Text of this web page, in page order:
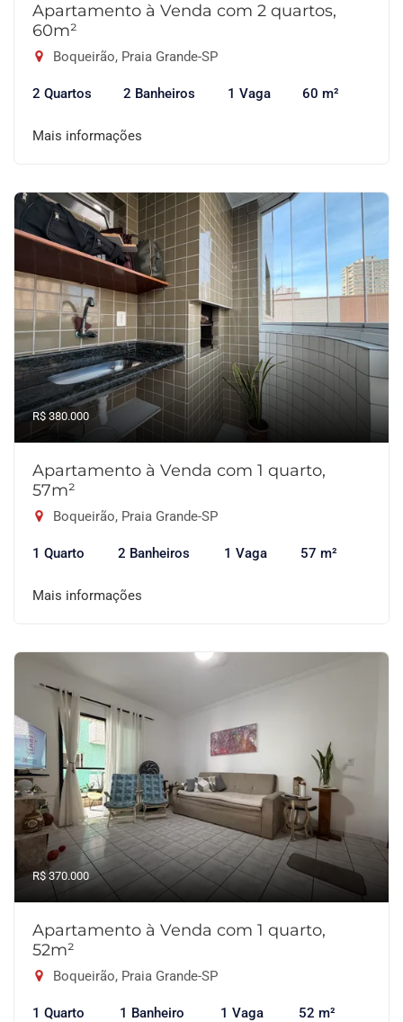
Apartamento à Venda com 2 quartos,
60m²
Boqueirão, Praia Grande-SP
2 Quartos 2 Banheiros 1 Vaga 60 m²
Mais informações
R$ 380.000
Apartamento à Venda com 1 quarto,
57m²
Boqueirão, Praia Grande-SP
1 Quarto 2 Banheiros 1 Vaga 57 m²
Mais informações
R$ 370.000
Apartamento à Venda com 1 quarto,
52m²
Boqueirão, Praia Grande-SP
1 Quarto 1 Banheiro 1 Vaga 52 m²